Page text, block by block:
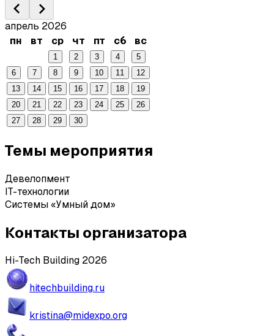
апрель 2026
пн
вт ср чт пт сб вс
1 2 3 4
5
6
7 8 9 10 11
12
13
14 15 16 17 18
19
20
21 22 23 24 25
26
27
28 29 30
Темы мероприятия
Девелопмент
IT-технологии
Системы «Умный дом»
Контакты организатора
Hi-Tech Building 2026
hitechbuilding.ru
kristina@midexpo.org